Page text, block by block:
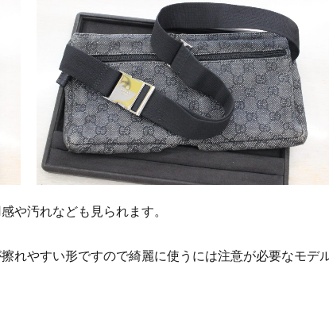
や汚れなども見られます。
れやすい形ですので綺麗に使うには注意が必要なモデ